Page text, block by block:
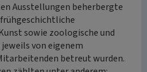
Ausstellungen beherbergte
sowie zoologische und
von eigenem
betreut wurden.